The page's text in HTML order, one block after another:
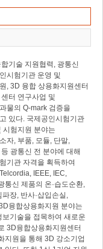
기술 지원협력, 광통신
시험기관 운영 및
, 3D 융합 상용화지원센터
터 연구사업 및
물의 Q-mark 검증을
있다. 국제공인시험기관
시험지원 분야는
자, 부품, 모듈, 단말,
광통신 전 분야에 대해
기관 자격을 획득하여
IEEE, IEC,
통신 제품의 온·습도순환,
장, 반사·삽입손실,
융합상용화지원 분야는
기술을 접목하여 새로운
3D융합상용화지원센터
지원을 통해 3D 강소기업